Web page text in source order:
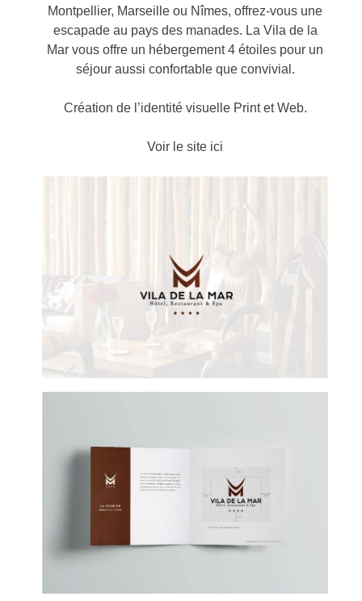
Montpellier, Marseille ou Nîmes, offrez-vous une
escapade au pays des manades. La Vila de la
Mar vous offre un hébergement 4 étoiles pour un
séjour aussi confortable que convivial.
Création de l’identité visuelle Print et Web.
Voir le site ici